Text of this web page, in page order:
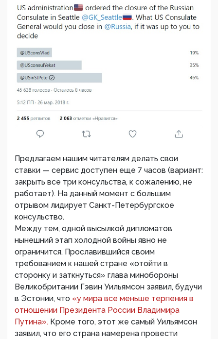
Предлагаем нашим читателям делать свои
ставки — сервис доступен еще 7 часов (вариант:
закрыть все три консульства, к сожалению, не
работает). На данный момент с большим
отрывом лидирует Санкт-Петербургское
консульство.
Между тем, одной высылкой дипломатов
нынешний этап холодной войны явно не
ограничится. Прославившийся своим
требованием к нашей стране «отойти в
сторонку и заткнуться» глава минобороны
Великобритании Гэвин Уильямсон заявил, будучи
в Эстонии, что «у мира все меньше терпения в
отношении Президента России Владимира
Путина». Кроме того, этот же самый Уильямсон
заявил, что его страна намерена провести